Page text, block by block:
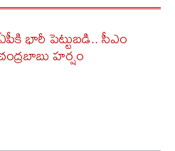
భారీ పెట్టుబడి.. సీఎం
హర్షం